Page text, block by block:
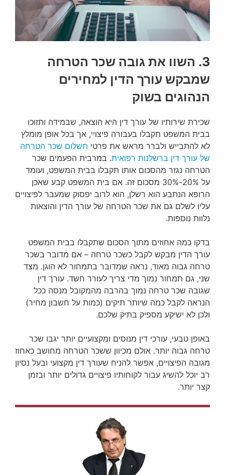
3. השוו את גובה שכר הטרחה
שמבקש עורך הדין למחירים
הנהוגים בשוק
שכירת שירותיו של עורך דין היא הוצאה, שבמידה ותזוכו
בבית המשפט תקבלו בעבורה פיצויי, אך בכל אופן מומלץ
לא להתבייש ולברר מראש את פרטי תשלום שכר הטרחה
של עורך דין ברשלנות רפואית. במרבית הפעמים שכר
הטרחה נגזר מהסכום אותו תקבלו בבית המשפט, ועומד
על 20%-30% מסכום זה. אם בית המשפט קבע שאכן
הרופא הנתבע הוא רשלן, הוא לרוב יפסוק שמעבר לפיצויים
עליו לשלם גם את שכר הטרחה של עורך הדין והוצאות
נלוות נוספות.
בדקו כמה אחוזים מתוך הסכום שתקבלו בבית המשפט
עורך הדין מבקש לקבל כשכר טרחה – אם מדובר בשכר
טרחה גבוה מאוד, נראה שמדובר בתמחור לא הוגן. מצד
שני, גם תמחור נמוך מדי צריך לעורר חשד. עורך דין
שגובה שכר טרחה נמוך בהרבה מהמקובל מנסה ככל
הנראה לקבל כמה שיותר תיקים (כמות על חשבון מחיר)
ולכן לא ישיקע מספיק בתיק שלכם.
באופן טבעי, עורכי דין מנוסים ומקצועיים יותר יגבו שכר
טרחה גבוה יותר. אולם מכיוון ששכר הטרחה מחושב כאחוז
מגובה הפיצויים, אפשר להניח שעורך דין מקצועי ובעל נסיון
רב יוכל להשיג עבור לקוחותיו פיצויים גדולים יותר ובזמן
קצר יותר.